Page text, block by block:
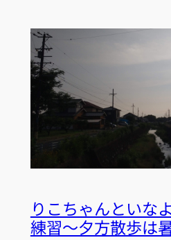
りこちゃんといな
練習～夕方散歩は